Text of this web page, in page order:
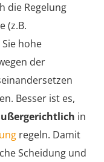
die Regelung
(z.B.
hohe
der
Besser ist es,
in
regeln. Damit
Scheidung und